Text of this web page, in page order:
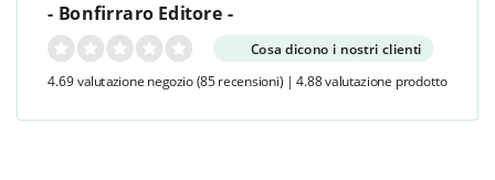
- Bonfirraro Editore -
Cosa dicono i nostri clienti
4.69 valutazione negozio (85 recensioni) | 4.88 valutazione prodotto